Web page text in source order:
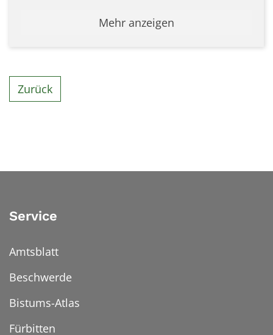
Mehr anzeigen
Zurück
Service
Amtsblatt
Beschwerde
Bistums-Atlas
Fürbitten